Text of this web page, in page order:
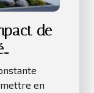
de
en